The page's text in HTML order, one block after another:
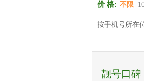
价 格: 不限
按手机号所在
靓号口碑